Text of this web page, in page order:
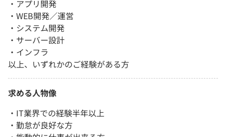
・アプリ開発
・WEB開発／運営
・システム開発
・サーバー設計
・インフラ
以上、いずれかのご経験がある方
求める人物像
・IT業界での経験半年以上
・勤怠が良好な方